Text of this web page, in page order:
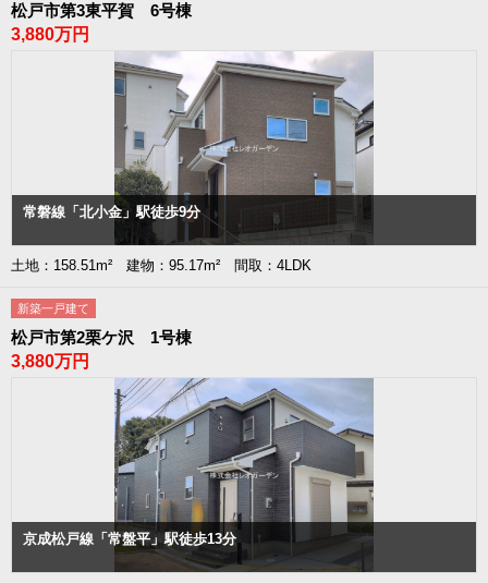
松戸市第3東平賀 6号棟
3,880万円
常磐線「北小金」駅徒歩9分
土地：158.51m² 建物：95.17m² 間取：4LDK
新築一戸建て
松戸市第2栗ケ沢 1号棟
3,880万円
京成松戸線「常盤平」駅徒歩13分